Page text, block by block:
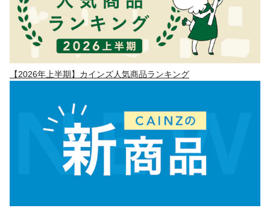
【2026年上半期】カインズ人気商品ランキング